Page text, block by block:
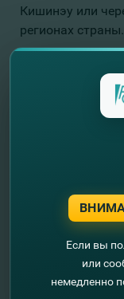
Кишинэу или
регионах страны.
Если вы
или
немедленно